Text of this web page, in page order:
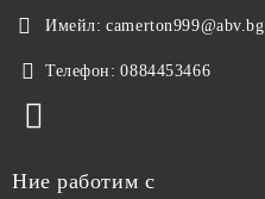
Имейл: camerton999@abv.bg
Телефон: 0884453466
Ние работим с